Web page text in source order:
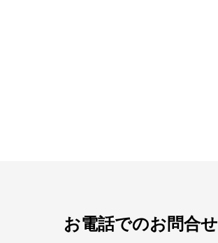
お電話でのお問合せ